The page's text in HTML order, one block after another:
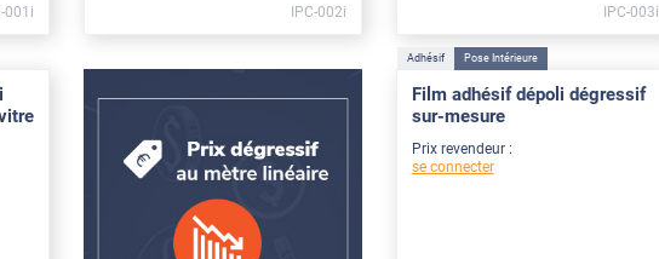
001i IPC-002i IPC-003i
Adhésif Pose Intérieure
Film adhésif dépoli dégressif
sur-mesure
Prix revendeur :
se connecter